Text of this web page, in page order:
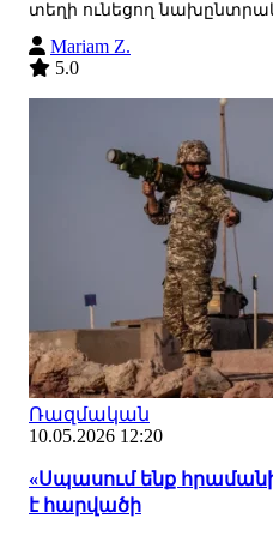
տեղի ունեցող
Mariam Z.
5.0
Ռազմական
10.05.2026 12:20
«Սպասում ենք
է հարվածի